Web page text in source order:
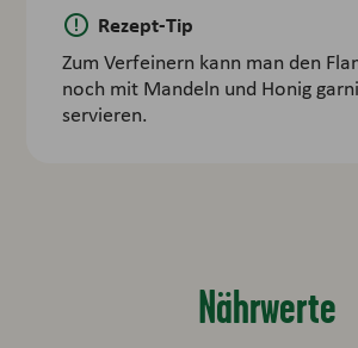
Rezept-Tip
Zum Verfeinern kann man den
noch mit Mandeln und Honig
servieren.
Nährwerte